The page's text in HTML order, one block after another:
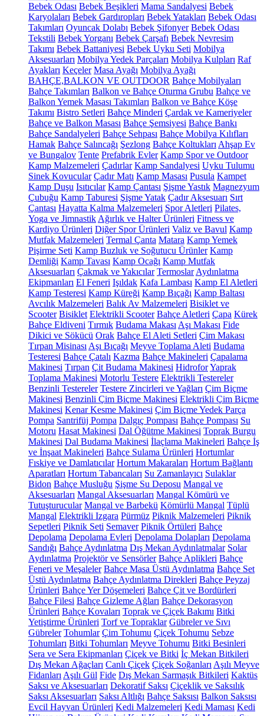
Bebek Odası Bebek Beşikleri Mama Sandalyesi Bebek
Karyolaları Bebek Gardıropları Bebek Yatakları Bebek Odası
Takımları Oyuncak Dolabı Bebek Şifonyer Bebek Odası
Tekstili Bebek Yorganı Bebek Çarşafı Bebek Nevresim
Takımı Bebek Battaniyesi Bebek Uyku Seti Mobilya
Aksesuarları Mobilya Yedek Parçaları Mobilya Kulpları Raf
Ayakları Keçeler Masa Ayağı Mobilya Ayağı
BAHÇE,BALKON VE OUTDOOR Bahçe Mobilyaları
Bahçe Takımları Balkon ve Bahçe Oturma Grubu Bahçe ve
Balkon Yemek Masası Takımları Balkon ve Bahçe Köşe
Takımı Bistro Setleri Bahçe Minderi Çardak ve Kameriyeler
Bahçe ve Balkon Masası Bahçe Şemsiyesi Bahçe Bankı
Bahçe Sandalyeleri Bahçe Sehpası Bahçe Mobilya Kılıfları
Hamak Bahçe Salıncağı Şezlong Bahçe Koltukları Ahşap Ev
ve Bungalov Tente Prefabrik Evler Kamp Spor ve Outdoor
Kamp Malzemeleri Çadırlar Kamp Sandalyesi Uyku Tulumu
Sinek Kovucular Çadır Matı Kamp Masası Pusula Kampet
Kamp Duşu Isıtıcılar Kamp Çantası Şişme Yastık Magnezyum
Çubuğu Kamp Taburesi Şişme Yatak Çadır Aksesuarı Sırt
Çantası Hayatta Kalma Malzemeleri Spor Aletleri Pilates,
Yoga ve Jimnastik Ağırlık ve Halter Ürünleri Fitness ve
Kardiyo Ürünleri Diğer Spor Ürünleri Valiz ve Bavul Kamp
Mutfak Malzemeleri Termal Çanta Matara Kamp Yemek
Pişirme Seti Kamp Buzluk ve Soğutucu Ürünler Kamp
Demliği Kamp Tavası Kamp Ocağı Kamp Mutfak
Aksesuarları Çakmak ve Yakıcılar Termoslar Aydınlatma
Ekipmanları El Feneri Işıldak Kafa Lambası Kamp El Aletleri
Kamp Testeresi Kamp Küreği Kamp Bıçağı Kamp Baltası
Avcılık Malzemeleri Balık Av Malzemeleri Bisiklet ve
Scooter Bisiklet Elektrikli Scooter Bahçe Aletleri Çapa Kürek
Bahçe Eldiveni Tırmık Budama Makası Aşı Makası Fide
Dikici ve Sökücü Orak Bahçe El Aleti Setleri Çim Makası
Tırpan Misinası Aşı Bıçağı Meyve Toplama Aleti Budama
Testeresi Bahçe Çatalı Kazma Bahçe Makineleri Çapalama
Makinesi Tırpan Çit Budama Makinesi HidroforYaprak
Toplama Makinesi Motorlu Testere Elektrikli Testereler
Benzinli Testereler Testere Zincirleri ve Yağları Çim Biçme
Makinesi Benzinli Çim Biçme Makinesi Elektrikli Çim Biçme
Makinesi Kenar Kesme Makinesi Çim Biçme Yedek Parça
Pompa Santrifüj Pompa Dalgıç Pompası Bahçe Pompası Su
Motoru Hasat Makinesi Dal Öğütme Makinesi Toprak Burgu
Makinesi Dal Budama Makinesi İlaçlama Makineleri Bahçe İş
ve İnşaat Makineleri Bahçe Sulama Ürünleri Hortumlar
Fıskiye ve Damlatıcılar Hortum Makaraları Hortum Bağlantı
Aparatları Hortum Tabancaları Su Zamanlayıcı Sulaklar
Bidon Bahçe Musluğu Şişme Su Deposu Mangal ve
Aksesuarları Mangal Aksesuarları Mangal Kömürü ve
Tutuşturucular Mangal ve Barbekü Kömürlü Mangal Tüplü
Mangal Elektrikli Izgara Pürmüz Piknik Malzemeleri Piknik
Sepetleri Piknik Seti Semaver Piknik Örtüleri Bahçe
Depolama Depolama Evleri Depolama Dolapları Depolama
Sandığı Bahçe Aydınlatma Dış Mekan Aydınlatmalar Solar
Aydınlatma Projektör ve Sensörler Bahçe Aplikleri Bahçe
Feneri ve Meşaleler Bahçe Masa Üstü Aydınlatma Bahçe Set
Üstü Aydınlatma Bahçe Aydınlatma Direkleri Bahçe Peyzaj
Ürünleri Bahçe Yer Döşemeleri Bahçe Çit ve Bordürleri
Bahçe Filesi Bahçe Gizleme Ağları Bahçe Dekorasyon
Ürünleri Bahçe Kovaları Toprak ve Çiçek Bakımı Bitki
Yetiştirme Ürünleri Torf ve Topraklar Gübreler ve Sıvı
Gübreler Tohumlar Çim Tohumu Çiçek Tohumu Sebze
Tohumları Bitki Tohumları Meyve Tohumu Bitki Besinleri
Sera ve Sera Ekipmanları Çiçek ve Bitki İç Mekan Bitkileri
Dış Mekan Ağaçları Canlı Çiçek Çiçek Soğanları Aşılı Meyve
Fidanları Aşılı Gül Fide Dış Mekan Sarmaşık Bitkileri Kaktüs
Saksı ve Aksesuarları Dekoratif Saksı Çiçeklik ve Saksılık
Saksı Aksesuarları Saksı Altlığı Bahçe Saksısı Balkon Saksısı
Evcil Hayvan Ürünleri Kedi Malzemeleri Kedi Maması Kedi